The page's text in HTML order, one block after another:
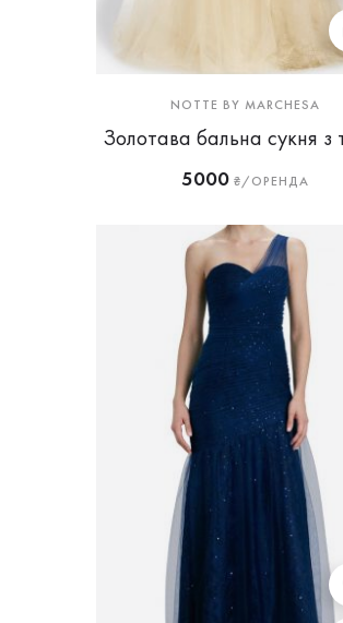
NOTTE BY MARCHESA
Золотава бальна сукня
5000₴/ОРЕНДА